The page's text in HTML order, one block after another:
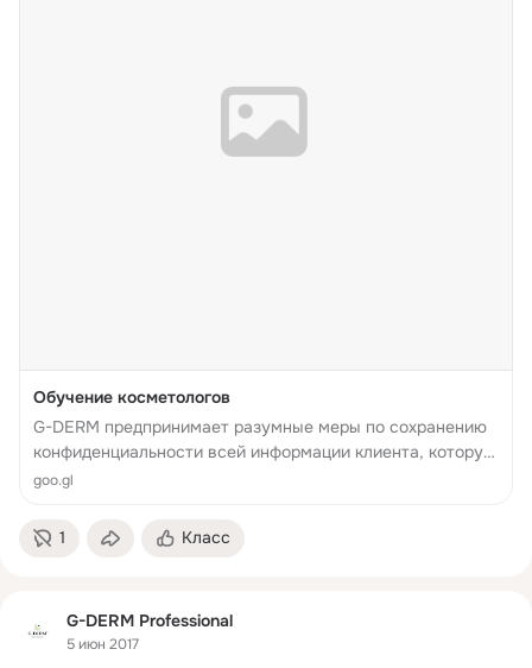
Обучение косметологов
G-DERM предпринимает разумные меры по сохранению
конфиденциальности всей информации клиента, которую
последний предоставляет в связи с получением доступа
информации может быть по...
goo.gl
1 Класс
G-DERM Professional
5 июн 2017